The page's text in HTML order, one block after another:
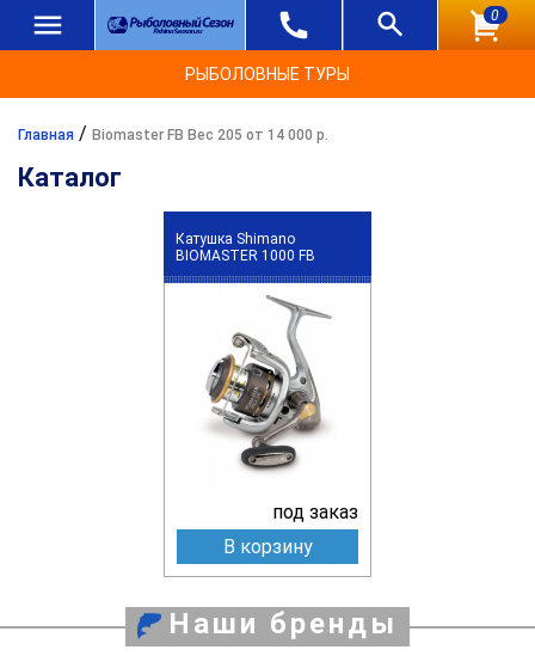
0
РЫБОЛОВНЫЕ ТУРЫ
Главная / Biomaster FB Вес 205 от 14 000 р.
Каталог
Катушка Shimano
BIOMASTER 1000 FB
под заказ
В корзину
Наши бренды